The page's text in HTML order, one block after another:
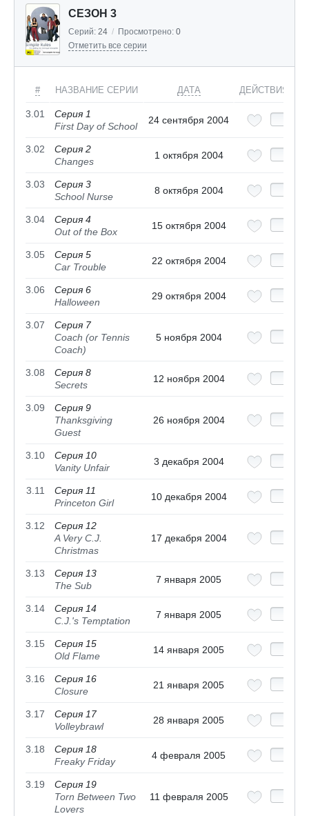
СЕЗОН 3
Серий: 24 / Просмотрено: 0
Отметить все серии
# НАЗВАНИЕ СЕРИИ ДАТА ДЕЙСТВИЯ
3.01
Серия 1
First Day of School
24 сентября 2004
3.02
Серия 2
Changes
1 октября 2004
3.03
Серия 3
School Nurse
8 октября 2004
3.04
Серия 4
Out of the Box
15 октября 2004
3.05
Серия 5
Car Trouble
22 октября 2004
3.06
Серия 6
Halloween
29 октября 2004
3.07
Серия 7
Coach (or Tennis
Coach)
5 ноября 2004
3.08
Серия 8
Secrets
12 ноября 2004
3.09
Серия 9
Thanksgiving
Guest
26 ноября 2004
3.10
Серия 10
Vanity Unfair
3 декабря 2004
3.11
Серия 11
Princeton Girl
10 декабря 2004
3.12
Серия 12
A Very C.J.
Christmas
17 декабря 2004
3.13
Серия 13
The Sub
7 января 2005
3.14
Серия 14
C.J.'s Temptation
7 января 2005
3.15
Серия 15
Old Flame
14 января 2005
3.16
Серия 16
Closure
21 января 2005
3.17
Серия 17
Volleybrawl
28 января 2005
3.18
Серия 18
Freaky Friday
4 февраля 2005
3.19
Серия 19
Torn Between Two
Lovers
11 февраля 2005